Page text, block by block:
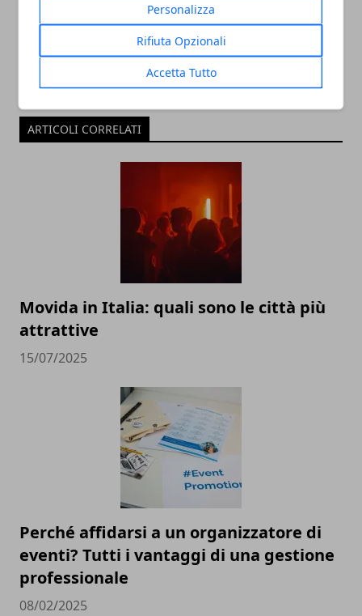
Personalizza
Rifiuta Opzionali
Accetta Tutto
ARTICOLI CORRELATI
Movida in Italia: quali sono le città più
attrattive
15/07/2025
Perché affidarsi a un organizzatore di
eventi? Tutti i vantaggi di una gestione
professionale
08/02/2025